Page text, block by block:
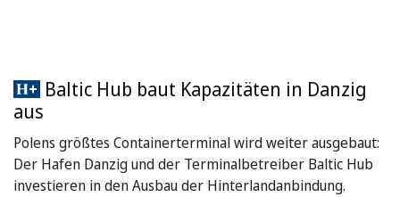
Baltic Hub baut Kapazitäten in Danzig
aus
Polens größtes Containerterminal wird weiter ausgebaut:
Der Hafen Danzig und der Terminalbetreiber Baltic Hub
investieren in den Ausbau der Hinterlandanbindung.